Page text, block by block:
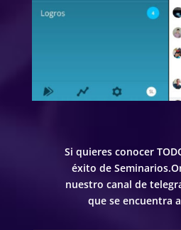
Si quieres conocer
éxito de
nuestro canal de
que se encuentra